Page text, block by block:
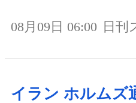
08月09日 06:00 日刊
イラン ホルムズ